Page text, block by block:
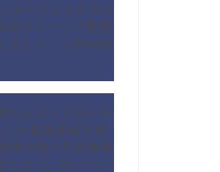
ターナショナルス
のマレーシア教育
ました。 | Shoply
ならマイプロパテ
た老後資金を積
険の個人年金保険
した に マレーシ